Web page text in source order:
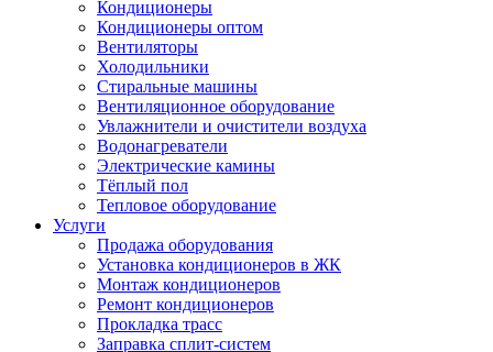
Кондиционеры
Кондиционеры оптом
Вентиляторы
Холодильники
Стиральные машины
Вентиляционное оборудование
Увлажнители и очистители воздуха
Водонагреватели
Электрические камины
Тёплый пол
Тепловое оборудование
Услуги
Продажа оборудования
Установка кондиционеров в ЖК
Монтаж кондиционеров
Ремонт кондиционеров
Прокладка трасс
Заправка сплит-систем